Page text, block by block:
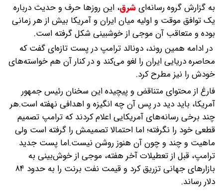
به گزارش گروه رسانه‌ایشرق، این روزها حرف ‌و حدیث درباره
یک توافق موقت و اولیه میان ایران و آمریکا بیش از هر زمانی
بوده و متعاقب آن موجی از خوشبینی شکل گرفته است.
در ادامه همین روند، دونالد ترامپ در پست تازه‌ای گفت که
محاصره دریایی ایران را لغو می‌کند و در کنار آن هم خواسته‌های
خودش را نیز مطرح کرد.
فارغ از محتوای متناقض و پیچیده این سخنان رئیس جمهور
آمریکا، باید دید در پس آن چه انگیزه و اهدافی نهفته است.هر
چند برخی رسانه‌های آمریکایی اعلام کردند که ترامپ تصمیم
قطعی خود را نگرفته؛ اما احتمالا تصمیمش را گرفته است ولی
ماهیت و چند و چون آن هنوز روشن نیست.اما پست جدید
ترامپ، قبل از تعطیلات آخر هفته، موجی از خوش‌بینی به
بازارهای جهانی تزریق کرد و قیمت نفت برنت را به حدود ۸۴
دلار رساند.